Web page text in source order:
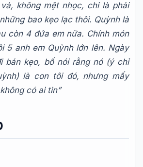
không mệt nhọc, chỉ là phải
bao kẹo lạc thôi. Quỳnh là
còn 4 đứa em nữa. Chính món
5 anh em Quỳnh lớn lên. Ngày
bán kẹo, bố nói rằng nó (ý chỉ
là con tôi đó, nhưng mấy
có ai tin”
Lý